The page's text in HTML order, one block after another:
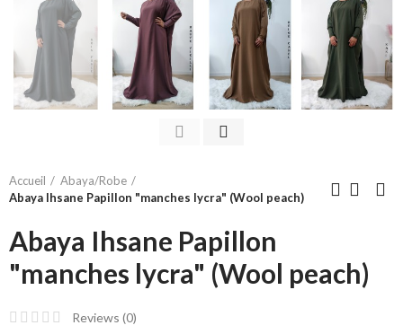
Accueil
Abaya/Robe
Abaya Ihsane Papillon "manches lycra" (Wool peach)
Abaya Ihsane Papillon
"manches lycra" (Wool peach)
Reviews (0)